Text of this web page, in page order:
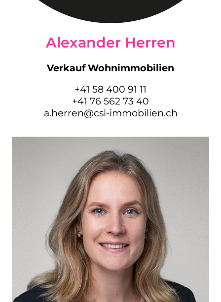
Alexander Herren
Verkauf Wohnimmobilien
+41 58 400 91 11
+41 76 562 73 40
a.herren@csl-immobilien.ch